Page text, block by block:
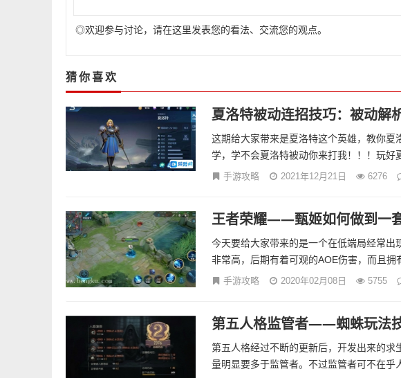
◎欢迎参与讨论，请在这里发表您的看法、交流您的观点。
猜你喜欢
夏洛特被动连招技巧：被动解
这期给大家带来是夏洛特这个英雄，教你
学，学不会夏洛特被动你来打我！！！玩好
手游攻略 2021年12月21日 6276
王者荣耀——甄姬如何做到一
今天要给大家带来的是一个在低端局经常
非常高，后期有着可观的AOE伤害，而且拥
手游攻略 2020年02月08日 5755
第五人格监管者——蜘蛛玩法
第五人格经过不断的更新后，开发出来的
量明显要多于监管者。不过监管者可不在乎